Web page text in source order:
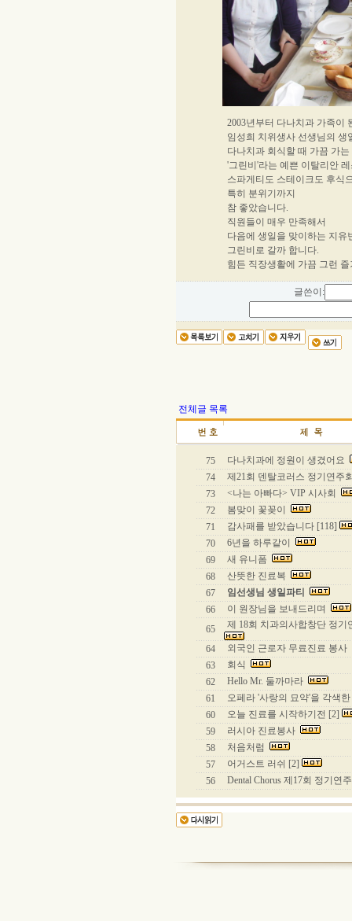
2003년부터 다나치과 가족이
임성희 치위생사 선생님의 생
다나치과 회식할 때 가끔 가
'그린비'라는 예쁜 이탈리안
스파게티도 스테이크도 후식
특히 분위기까지
참 좋았습니다.
직원들이 매우 만족해서
다음에 생일을 맞이하는 지유
그린비로 갈까 합니다.
힘든 직장생활에 가끔 그런
글쓴이:
전체글 목록
75
다나치과에 정원이 생겼어요
74
제21회 덴탈코러스 정기연주
73
<나는 아빠다> VIP 시사회
72
봄맞이 꽃꽂이
71
감사패를 받았습니다 [118]
70
6년을 하루같이
69
새 유니폼
68
산뜻한 진료복
67
임선생님 생일파티
66
이 원장님을 보내드리며
65
제 18회 치과의사합창단 정
64
외국인 근로자 무료진료 봉사
63
회식
62
Hello Mr. 둘까마라
61
오페라 '사랑의 묘약'을 각색
60
오늘 진료를 시작하기전 [2]
59
러시아 진료봉사
58
처음처럼
57
어거스트 러쉬 [2]
56
Dental Chorus 제17회 정기연